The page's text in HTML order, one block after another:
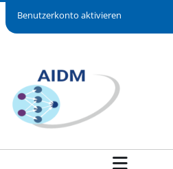
Benutzerkonto aktivieren